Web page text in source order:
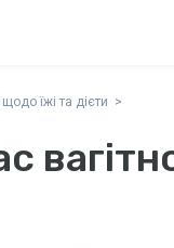
їжі та дієти